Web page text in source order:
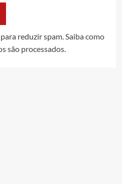
reduzir spam. Saiba como
são processados.